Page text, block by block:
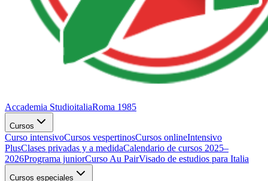
Accademia StudioitaliaRoma 1985
Cursos
Curso intensivoCursos vespertinosCursos onlineIntensivo
PlusClases privadas y a medidaCalendario de cursos 2025–
2026Programa juniorCurso Au PairVisado de estudios para Italia
Cursos especiales